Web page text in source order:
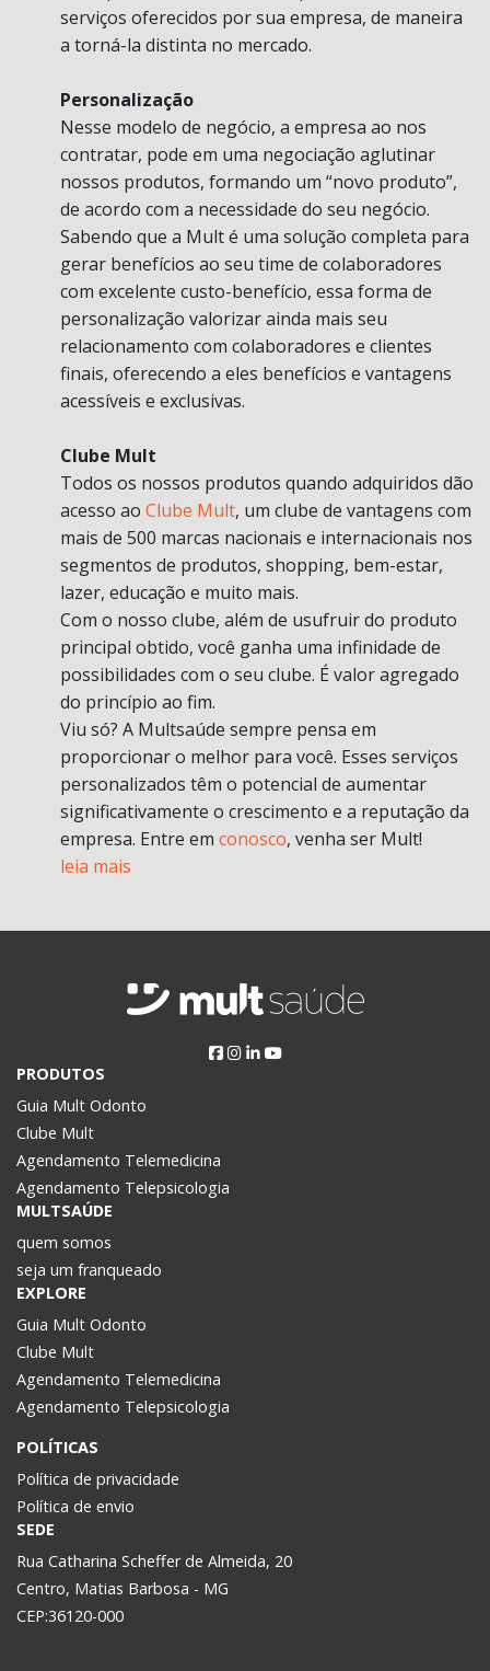
serviços oferecidos por sua empresa, de maneira
a torná-la distinta no mercado.
Personalização
Nesse modelo de negócio, a empresa ao nos
contratar, pode em uma negociação aglutinar
nossos produtos, formando um “novo produto”,
de acordo com a necessidade do seu negócio.
Sabendo que a Mult é uma solução completa para
gerar benefícios ao seu time de colaboradores
com excelente custo-benefício, essa forma de
personalização valorizar ainda mais seu
relacionamento com colaboradores e clientes
finais, oferecendo a eles benefícios e vantagens
acessíveis e exclusivas.
Clube Mult
Todos os nossos produtos quando adquiridos dão
acesso ao Clube Mult, um clube de vantagens com
mais de 500 marcas nacionais e internacionais nos
segmentos de produtos, shopping, bem-estar,
lazer, educação e muito mais.
Com o nosso clube, além de usufruir do produto
principal obtido, você ganha uma infinidade de
possibilidades com o seu clube. É valor agregado
do princípio ao fim.
Viu só? A Multsaúde sempre pensa em
proporcionar o melhor para você. Esses serviços
personalizados têm o potencial de aumentar
significativamente o crescimento e a reputação da
empresa. Entre em conosco, venha ser Mult!
leia mais
PRODUTOS
Guia Mult Odonto
Clube Mult
Agendamento Telemedicina
Agendamento Telepsicologia
MULTSAÚDE
quem somos
seja um franqueado
EXPLORE
Guia Mult Odonto
Clube Mult
Agendamento Telemedicina
Agendamento Telepsicologia
POLÍTICAS
Política de privacidade
Política de envio
SEDE
Rua Catharina Scheffer de Almeida, 20
Centro, Matias Barbosa - MG
CEP:36120-000